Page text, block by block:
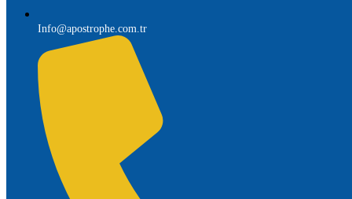
Info@apostrophe.com.tr